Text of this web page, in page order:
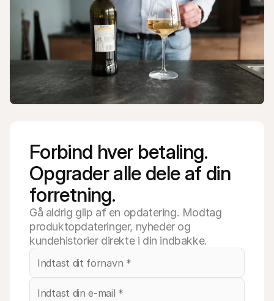
Forbind hver betaling.
Opgrader alle dele af din
forretning.
Gå aldrig glip af en opdatering. Modtag
produktopdateringer, nyheder og
kundehistorier direkte i din indbakke.